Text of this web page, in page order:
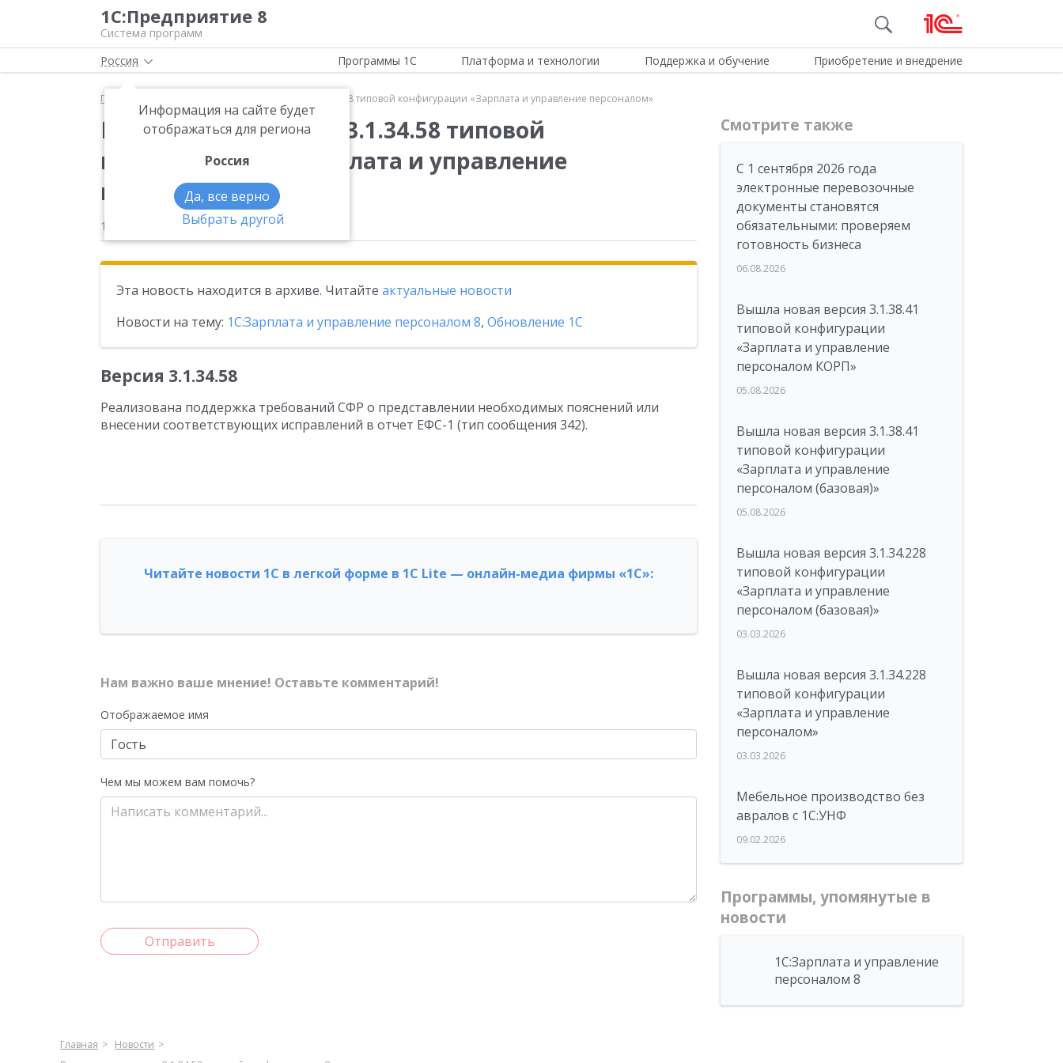
1С:Предприятие 8
Система программ
Россия
Информация на сайте будет
отображаться для региона
Россия
Да, все верно
Выбрать другой
Программы 1С Платформа и технологии Поддержка и обучение Приобретение и внедрение
Главная Вышла новая версия 3.1.34.58 типовой конфигурации «Зарплата и управление персоналом»
Вышла новая версия 3.1.34.58 типовой
конфигурации «Зарплата и управление
персоналом»
12.08.2025
Эта новость находится в архиве. Читайте актуальные новости
Новости на тему: 1С:Зарплата и управление персоналом 8, Обновление 1С
Версия 3.1.34.58
Реализована поддержка требований СФР о представлении необходимых пояснений или
внесении соответствующих исправлений в отчет ЕФС-1 (тип сообщения 342).
Читайте новости 1С в легкой форме в 1С Lite — онлайн-медиа фирмы «1С»:
Нам важно ваше мнение! Оставьте комментарий!
Отображаемое имя
Чем мы можем вам помочь?
Отправить
Смотрите также
С 1 сентября 2026 года
электронные перевозочные
документы становятся
обязательными: проверяем
готовность бизнеса
06.08.2026
Вышла новая версия 3.1.38.41
типовой конфигурации
«Зарплата и управление
персоналом КОРП»
05.08.2026
Вышла новая версия 3.1.38.41
типовой конфигурации
«Зарплата и управление
персоналом (базовая)»
05.08.2026
Вышла новая версия 3.1.34.228
типовой конфигурации
«Зарплата и управление
персоналом (базовая)»
03.03.2026
Вышла новая версия 3.1.34.228
типовой конфигурации
«Зарплата и управление
персоналом»
03.03.2026
Мебельное производство без
авралов с 1С:УНФ
09.02.2026
Программы, упомянутые в
новости
1С:Зарплата и управление
персоналом 8
Главная
Новости